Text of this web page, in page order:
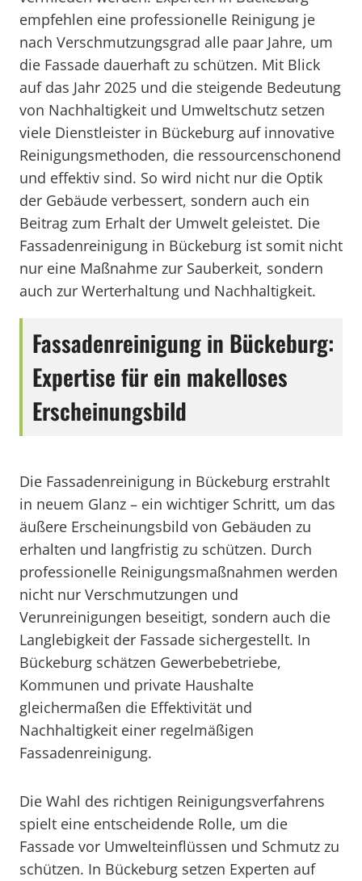
empfehlen eine professionelle Reinigung je
nach Verschmutzungsgrad alle paar Jahre, um
die Fassade dauerhaft zu schützen. Mit Blick
auf das Jahr 2025 und die steigende Bedeutung
von Nachhaltigkeit und Umweltschutz setzen
viele Dienstleister in Bückeburg auf innovative
Reinigungsmethoden, die ressourcenschonend
und effektiv sind. So wird nicht nur die Optik
der Gebäude verbessert, sondern auch ein
Beitrag zum Erhalt der Umwelt geleistet. Die
Fassadenreinigung in Bückeburg ist somit nicht
nur eine Maßnahme zur Sauberkeit, sondern
auch zur Werterhaltung und Nachhaltigkeit.
Fassadenreinigung in Bückeburg:
Expertise für ein makelloses
Erscheinungsbild
Die Fassadenreinigung in Bückeburg erstrahlt
in neuem Glanz – ein wichtiger Schritt, um das
äußere Erscheinungsbild von Gebäuden zu
erhalten und langfristig zu schützen. Durch
professionelle Reinigungsmaßnahmen werden
nicht nur Verschmutzungen und
Verunreinigungen beseitigt, sondern auch die
Langlebigkeit der Fassade sichergestellt. In
Bückeburg schätzen Gewerbebetriebe,
Kommunen und private Haushalte
gleichermaßen die Effektivität und
Nachhaltigkeit einer regelmäßigen
Fassadenreinigung.
Die Wahl des richtigen Reinigungsverfahrens
spielt eine entscheidende Rolle, um die
Fassade vor Umwelteinflüssen und Schmutz zu
schützen. In Bückeburg setzen Experten auf